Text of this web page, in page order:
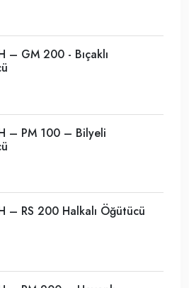
– GM 200 - Bıçaklı
– PM 100 – Bilyeli
– RS 200 Halkalı Öğütücü